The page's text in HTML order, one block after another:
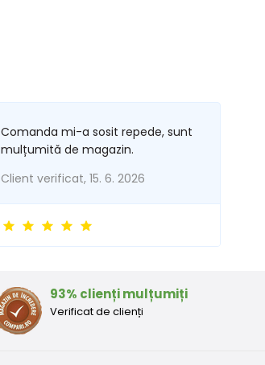
Comanda mi-a sosit repede, sunt
mulțumită de magazin.
Client verificat, 15. 6. 2026
93% clienți mulțumiți
Verificat de clienți